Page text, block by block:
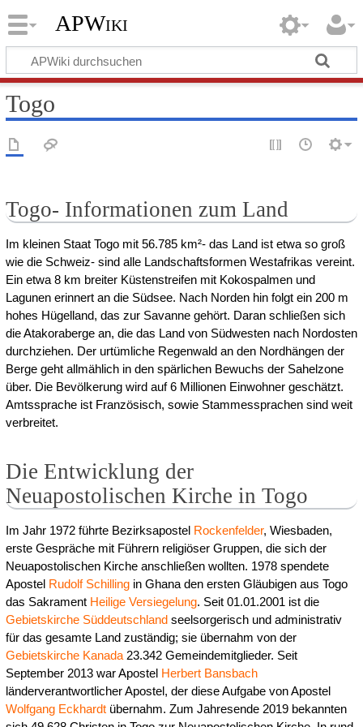
APWiki
Togo
Togo- Informationen zum Land
Im kleinen Staat Togo mit 56.785 km²- das Land ist etwa so groß
wie die Schweiz- sind alle Landschaftsformen Westafrikas vereint.
Ein etwa 8 km breiter Küstenstreifen mit Kokospalmen und
Lagunen erinnert an die Südsee. Nach Norden hin folgt ein 200 m
hohes Hügelland, das zur Savanne gehört. Daran schließen sich
die Atakoraberge an, die das Land von Südwesten nach Nordosten
durchziehen. Der urtümliche Regenwald an den Nordhängen der
Berge geht allmählich in den spärlichen Bewuchs der Sahelzone
über. Die Bevölkerung wird auf 6 Millionen Einwohner geschätzt.
Amtssprache ist Französisch, sowie Stammessprachen sind weit
verbreitet.
Die Entwicklung der
Neuapostolischen Kirche in Togo
Im Jahr 1972 führte Bezirksapostel Rockenfelder, Wiesbaden,
erste Gespräche mit Führern religiöser Gruppen, die sich der
Neuapostolischen Kirche anschließen wollten. 1978 spendete
Apostel Rudolf Schillingin Ghana den ersten Gläubigen aus Togo
das Sakrament Heilige Versiegelung. Seit 01.01.2001 ist die
Gebietskirche Süddeutschlandseelsorgerisch und administrativ
für das gesamte Land zuständig; sie übernahm von der
Gebietskirche Kanada23.342 Gemeindemitglieder. Seit
September 2013 war Apostel Herbert Bansbach
länderverantwortlicher Apostel, der diese Aufgabe von Apostel
Wolfgang Eckhardtübernahm. Zum Jahresende 2019 bekannten